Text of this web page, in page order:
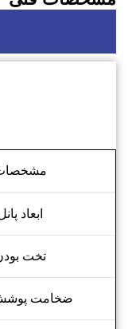
ابعاد
تخت
ضخامت